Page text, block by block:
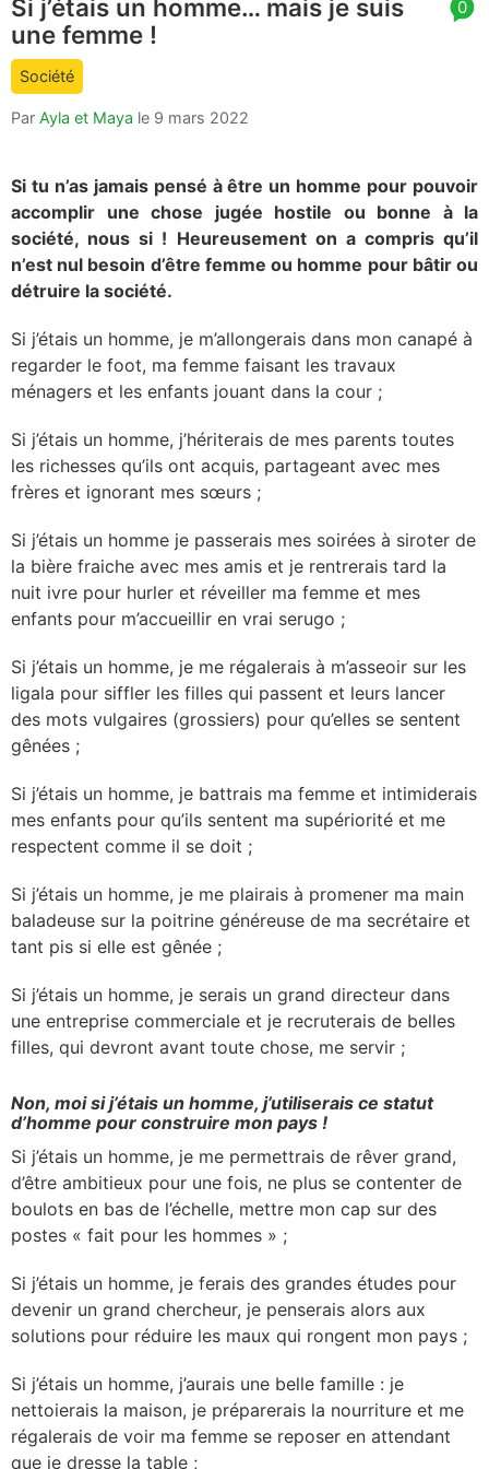
article
comment
count
is:
0
Si j’étais un homme… mais je suis
une femme !
Société
Par Ayla et Maya le 9 mars 2022
Si tu n’as jamais pensé à être un homme pour pouvoir
accomplir une chose jugée hostile ou bonne à la
société, nous si ! Heureusement on a compris qu’il
n’est nul besoin d’être femme ou homme pour bâtir ou
détruire la société.
Si j’étais un homme, je m’allongerais dans mon canapé à
regarder le foot, ma femme faisant les travaux
ménagers et les enfants jouant dans la cour ;
Si j’étais un homme, j’hériterais de mes parents toutes
les richesses qu’ils ont acquis, partageant avec mes
frères et ignorant mes sœurs ;
Si j’étais un homme je passerais mes soirées à siroter de
la bière fraiche avec mes amis et je rentrerais tard la
nuit ivre pour hurler et réveiller ma femme et mes
enfants pour m’accueillir en vrai serugo ;
Si j’étais un homme, je me régalerais à m’asseoir sur les
ligala pour siffler les filles qui passent et leurs lancer
des mots vulgaires (grossiers) pour qu’elles se sentent
gênées ;
Si j’étais un homme, je battrais ma femme et intimiderais
mes enfants pour qu’ils sentent ma supériorité et me
respectent comme il se doit ;
Si j’étais un homme, je me plairais à promener ma main
baladeuse sur la poitrine généreuse de ma secrétaire et
tant pis si elle est gênée ;
Si j’étais un homme, je serais un grand directeur dans
une entreprise commerciale et je recruterais de belles
filles, qui devront avant toute chose, me servir ;
Non, moi si j’étais un homme, j’utiliserais ce statut
d’homme pour construire mon pays !
Si j’étais un homme, je me permettrais de rêver grand,
d’être ambitieux pour une fois, ne plus se contenter de
boulots en bas de l’échelle, mettre mon cap sur des
postes « fait pour les hommes » ;
Si j’étais un homme, je ferais des grandes études pour
devenir un grand chercheur, je penserais alors aux
solutions pour réduire les maux qui rongent mon pays ;
Si j’étais un homme, j’aurais une belle famille : je
nettoierais la maison, je préparerais la nourriture et me
régalerais de voir ma femme se reposer en attendant
que je dresse la table ;